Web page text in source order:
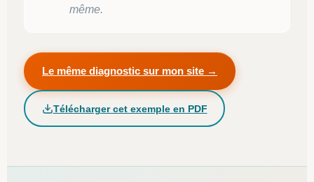
même.
Le même diagnostic sur mon site →
Télécharger cet exemple en PDF